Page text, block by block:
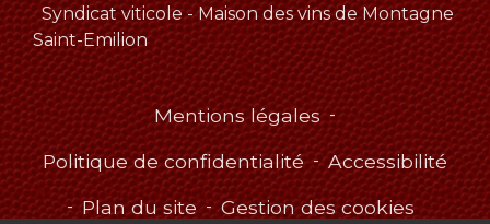
Syndicat viticole - Maison des vins de Montagne
Saint-Emilion
Mentions légales -
Politique de confidentialité - Accessibilité
- Plan du site - Gestion des cookies